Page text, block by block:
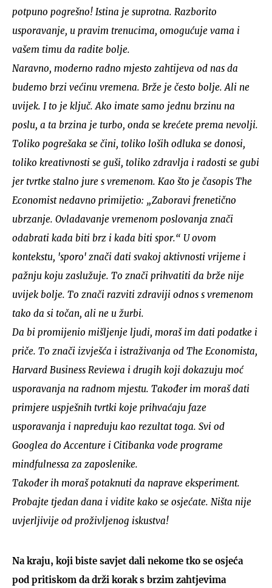
potpuno pogrešno! Istina je suprotna. Razborito
usporavanje, u pravim trenucima, omogućuje vama i
vašem timu da radite bolje.
Naravno, moderno radno mjesto zahtijeva od nas da
budemo brzi većinu vremena. Brže je često bolje. Ali ne
uvijek. I to je ključ. Ako imate samo jednu brzinu na
poslu, a ta brzina je turbo, onda se krećete prema nevolji.
Toliko pogrešaka se čini, toliko loših odluka se donosi,
toliko kreativnosti se guši, toliko zdravlja i radosti se gubi
jer tvrtke stalno jure s vremenom. Kao što je časopis The
Economist nedavno primijetio: „Zaboravi frenetično
ubrzanje. Ovladavanje vremenom poslovanja znači
odabrati kada biti brz i kada biti spor.“ U ovom
kontekstu, 'sporo' znači dati svakoj aktivnosti vrijeme i
pažnju koju zaslužuje. To znači prihvatiti da brže nije
uvijek bolje. To znači razviti zdraviji odnos s vremenom
tako da si točan, ali ne u žurbi.
Da bi promijenio mišljenje ljudi, moraš im dati podatke i
priče. To znači izvješća i istraživanja od The Economista,
Harvard Business Reviewa i drugih koji dokazuju moć
usporavanja na radnom mjestu. Također im moraš dati
primjere uspješnih tvrtki koje prihvaćaju faze
usporavanja i napreduju kao rezultat toga. Svi od
Googlea do Accenture i Citibanka vode programe
mindfulnessa za zaposlenike.
Također ih moraš potaknuti da naprave eksperiment.
Probajte tjedan dana i vidite kako se osjećate. Ništa nije
uvjerljivije od proživljenog iskustva!
Na kraju, koji biste savjet dali nekome tko se osjeća
pod pritiskom da drži korak s brzim zahtjevima